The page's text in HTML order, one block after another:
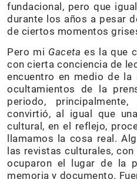
fundacional, pero que
durante los años a pesar
de ciertos momentos
Pero mi Gaceta es la que
con cierta conciencia de
encuentro en medio de
ocultamientos de la
periodo,
convirtió, al igual que
cultural, en el reflejo,
llamamos la cosa real.
las revistas culturales,
ocuparon el lugar de la
memoria y documento.